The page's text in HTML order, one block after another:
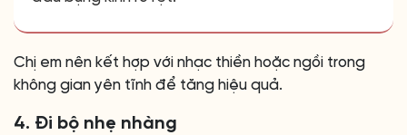
Chị em nên kết hợp với nhạc thiền hoặc ngồi trong
không gian yên tĩnh để tăng hiệu quả.
4. Đi bộ nhẹ nhàng